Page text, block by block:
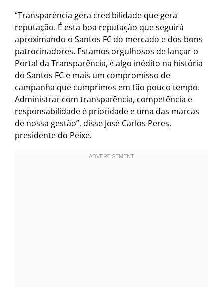
“Transparência gera credibilidade que gera
reputação. É esta boa reputação que seguirá
aproximando o Santos FC do mercado e dos bons
patrocinadores. Estamos orgulhosos de lançar o
Portal da Transparência, é algo inédito na história
do Santos FC e mais um compromisso de
campanha que cumprimos em tão pouco tempo.
Administrar com transparência, competência e
responsabilidade é prioridade e uma das marcas
de nossa gestão”, disse José Carlos Peres,
presidente do Peixe.